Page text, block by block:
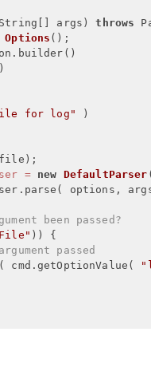
args) throws
Options ();
)
for log"
)
= new DefaultParser
options,
been passed?
)) {
passed
cmd.getOptionValue(